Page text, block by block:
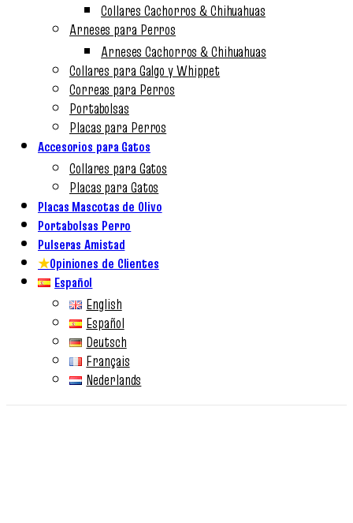
Collares Cachorros & Chihuahuas
Arneses para Perros
Arneses Cachorros & Chihuahuas
Collares para Galgo y Whippet
Correas para Perros
Portabolsas
Placas para Perros
Accesorios para Gatos
Collares para Gatos
Placas para Gatos
Placas Mascotas de Olivo
Portabolsas Perro
Pulseras Amistad
★Opiniones de Clientes
Español
English
Español
Deutsch
Français
Nederlands